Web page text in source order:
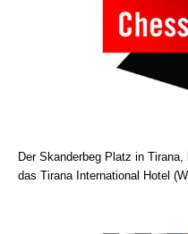
Der Skanderbeg Platz in
das Tirana International Hotel